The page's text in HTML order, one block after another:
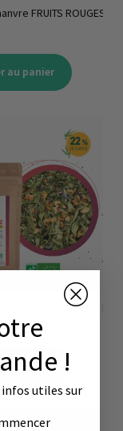
FRUITS ROUGES
au panier
Immuno Boost pop
au panier !
infos utiles sur